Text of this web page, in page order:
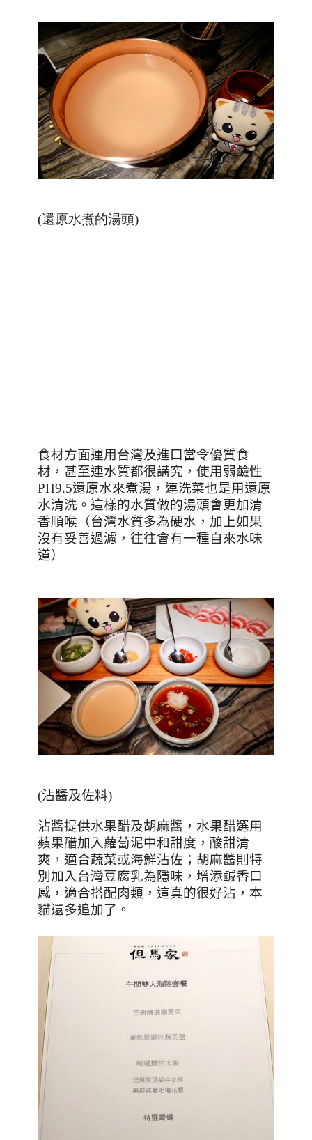
(還原水煮的湯頭)
食材方面運用台灣及進口當令優質食
材，甚至連水質都很講究，使用弱鹼性
PH9.5還原水來煮湯，連洗菜也是用還原
水清洗。這樣的水質做的湯頭會更加清
香順喉（台灣水質多為硬水，加上如果
沒有妥善過濾，往往會有一種自來水味
道）
(沾醬及佐料)
沾醬提供水果醋及胡麻醬，水果醋選用
蘋果醋加入蘿蔔泥中和甜度，酸甜清
爽，適合蔬菜或海鮮沾佐；胡麻醬則特
別加入台灣豆腐乳為隱味，增添鹹香口
感，適合搭配肉類，這真的很好沾，本
貓還多追加了。